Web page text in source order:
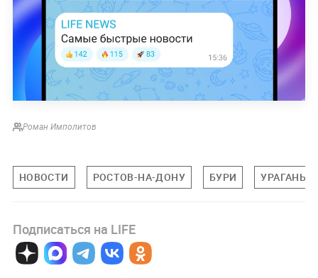
Роман Имполитов
НОВОСТИ РОСТОВ-НА-ДОНУ БУРИ УРАГАНЫ
Подписаться на LIFE